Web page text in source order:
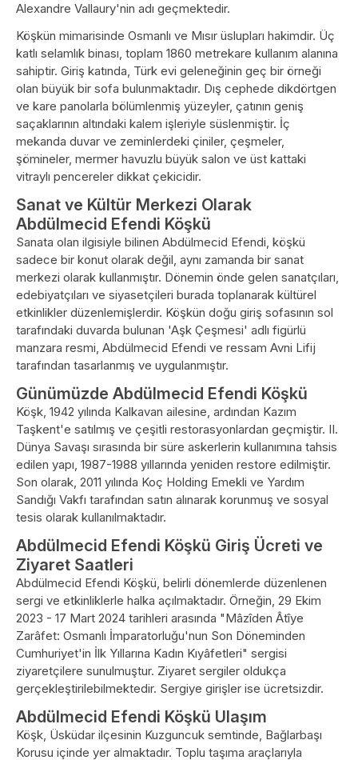
Alexandre Vallaury'nin adı geçmektedir.
Köşkün mimarisinde Osmanlı ve Mısır üslupları hakimdir. Üç
katlı selamlık binası, toplam 1860 metrekare kullanım alanına
sahiptir. Giriş katında, Türk evi geleneğinin geç bir örneği
olan büyük bir sofa bulunmaktadır. Dış cephede dikdörtgen
ve kare panolarla bölümlenmiş yüzeyler, çatının geniş
saçaklarının altındaki kalem işleriyle süslenmiştir. İç
mekanda duvar ve zeminlerdeki çiniler, çeşmeler,
şömineler, mermer havuzlu büyük salon ve üst kattaki
vitraylı pencereler dikkat çekicidir.
Sanat ve Kültür Merkezi Olarak
Abdülmecid Efendi Köşkü
Sanata olan ilgisiyle bilinen Abdülmecid Efendi, köşkü
sadece bir konut olarak değil, aynı zamanda bir sanat
merkezi olarak kullanmıştır. Dönemin önde gelen sanatçıları,
edebiyatçıları ve siyasetçileri burada toplanarak kültürel
etkinlikler düzenlemişlerdir. Köşkün doğu giriş sofasının sol
tarafındaki duvarda bulunan 'Aşk Çeşmesi' adlı figürlü
manzara resmi, Abdülmecid Efendi ve ressam Avni Lifij
tarafından tasarlanmış ve uygulanmıştır.
Günümüzde Abdülmecid Efendi Köşkü
Köşk, 1942 yılında Kalkavan ailesine, ardından Kazım
Taşkent'e satılmış ve çeşitli restorasyonlardan geçmiştir. II.
Dünya Savaşı sırasında bir süre askerlerin kullanımına tahsis
edilen yapı, 1987-1988 yıllarında yeniden restore edilmiştir.
Son olarak, 2011 yılında Koç Holding Emekli ve Yardım
Sandığı Vakfı tarafından satın alınarak korunmuş ve sosyal
tesis olarak kullanılmaktadır.
Abdülmecid Efendi Köşkü Giriş Ücreti ve
Ziyaret Saatleri
Abdülmecid Efendi Köşkü, belirli dönemlerde düzenlenen
sergi ve etkinliklerle halka açılmaktadır. Örneğin, 29 Ekim
2023 - 17 Mart 2024 tarihleri arasında "Mâzîden Âtîye
Zarâfet: Osmanlı İmparatorluğu'nun Son Döneminden
Cumhuriyet'in İlk Yıllarına Kadın Kıyâfetleri" sergisi
ziyaretçilere sunulmuştur. Ziyaret sergiler oldukça
gerçekleştirilebilmektedir. Sergiye girişler ise ücretsizdir.
Abdülmecid Efendi Köşkü Ulaşım
Köşk, Üsküdar ilçesinin Kuzguncuk semtinde, Bağlarbaşı
Korusu içinde yer almaktadır. Toplu taşıma araçlarıyla